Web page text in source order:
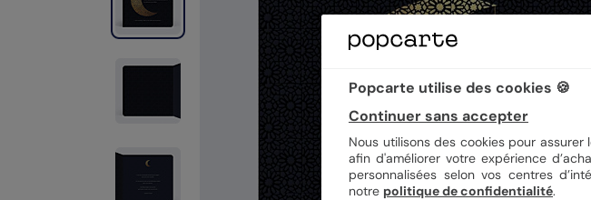
Popcarte utilise des cookies 🍪
Continuer sans accepter
Nous utilisons des cookies pour
afin d'améliorer votre expérience
personnalisées selon vos centres
notre politique de confidentialité.